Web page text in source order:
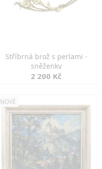
Stříbrná brož s perlami -
sněženky
2 200 Kč
NOVÉ